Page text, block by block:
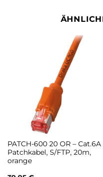
PATCH-600 20 OR – Cat.6A
Patchkabel, S/FTP, 20m,
orange